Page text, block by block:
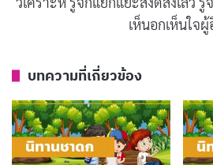
หลัง”
เป็นผู้นำ
มิถุนายน 16,
เห็นอกเห็นใจ
บทความที่เกี่ยวข้อง